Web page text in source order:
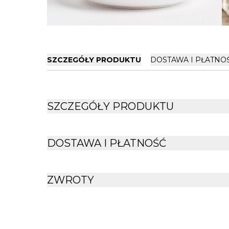
SZCZEGÓŁY PRODUKTU DOSTAWA I
SZCZEGÓŁY PRODUKTU
DOSTAWA I PŁATNOŚĆ
ZWROTY